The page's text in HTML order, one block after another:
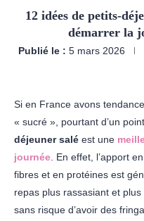
12 idées de petits-
démarrer la
Publié le : 5 mars 2026
Si en France avons
« sucré », pourtant d’un
déjeuner salé est une
journée . En effet, l’apport
fibres et en protéines est
repas plus rassasiant et
sans risque d’avoir des